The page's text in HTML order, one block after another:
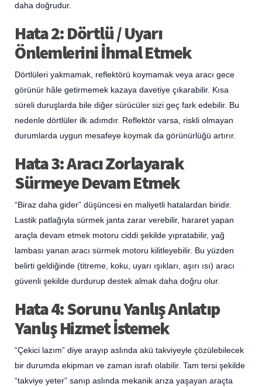
daha doğrudur.
Hata 2: Dörtlü / Uyarı
Önlemlerini İhmal Etmek
Dörtlüleri yakmamak, reflektörü koymamak veya aracı gece
görünür hâle getirmemek kazaya davetiye çıkarabilir. Kısa
süreli duruşlarda bile diğer sürücüler sizi geç fark edebilir. Bu
nedenle dörtlüler ilk adımdır. Reflektör varsa, riskli olmayan
durumlarda uygun mesafeye koymak da görünürlüğü artırır.
Hata 3: Aracı Zorlayarak
Sürmeye Devam Etmek
“Biraz daha gider” düşüncesi en maliyetli hatalardan biridir.
Lastik patlağıyla sürmek janta zarar verebilir, hararet yapan
araçla devam etmek motoru ciddi şekilde yıpratabilir, yağ
lambası yanan aracı sürmek motoru kilitleyebilir. Bu yüzden
belirti geldiğinde (titreme, koku, uyarı ışıkları, aşırı ısı) aracı
güvenli şekilde durdurup destek almak daha doğru olur.
Hata 4: Sorunu Yanlış Anlatıp
Yanlış Hizmet İstemek
“Çekici lazım” diye arayıp aslında akü takviyeyle çözülebilecek
bir durumda ekipman ve zaman israfı olabilir. Tam tersi şekilde
“takviye yeter” sanıp aslında mekanik arıza yaşayan araçta